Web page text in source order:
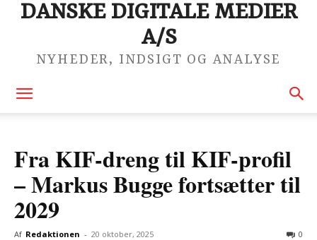
DANSKE DIGITALE MEDIER
A/S
NYHEDER, INDSIGT OG ANALYSE
Fra KIF-dreng til KIF-profil
– Markus Bugge fortsætter til
2029
Af Redaktionen - 20 oktober, 2025 0